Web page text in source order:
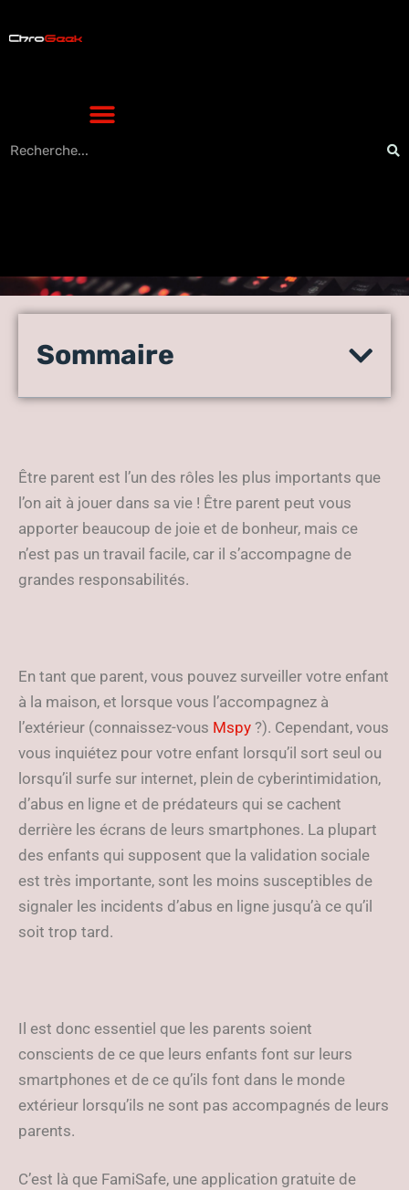
application de contrôle
des enfants
Sommaire
Être parent est l’un des rôles les plus importants que
l’on ait à jouer dans sa vie ! Être parent peut vous
apporter beaucoup de joie et de bonheur, mais ce
n’est pas un travail facile, car il s’accompagne de
grandes responsabilités.
En tant que parent, vous pouvez surveiller votre enfant
à la maison, et lorsque vous l’accompagnez à
l’extérieur (connaissez-vous Mspy ?). Cependant, vous
vous inquiétez pour votre enfant lorsqu’il sort seul ou
lorsqu’il surfe sur internet, plein de cyberintimidation,
d’abus en ligne et de prédateurs qui se cachent
derrière les écrans de leurs smartphones. La plupart
des enfants qui supposent que la validation sociale
est très importante, sont les moins susceptibles de
signaler les incidents d’abus en ligne jusqu’à ce qu’il
soit trop tard.
Il est donc essentiel que les parents soient
conscients de ce que leurs enfants font sur leurs
smartphones et de ce qu’ils font dans le monde
extérieur lorsqu’ils ne sont pas accompagnés de leurs
parents.
C’est là que FamiSafe, une application gratuite de